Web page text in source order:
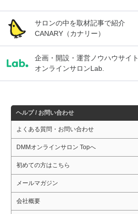
サロンの中を取材記事で紹介
CANARY（カナリー）
企画・開設・運営ノウハウサイト
オンラインサロンLab.
ヘルプ / お問い合わせ
よくある質問・お問い合わせ
DMMオンラインサロン Topへ
初めての方はこちら
メールマガジン
会社概要